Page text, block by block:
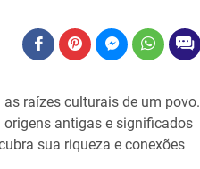
raízes culturais de um povo.
antigas e significados
sua riqueza e conexões